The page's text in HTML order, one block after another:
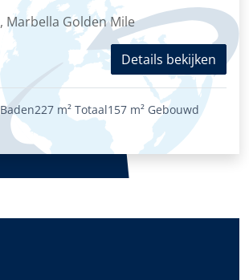
Monte Paraíso
Marbella Golden Mile
Details bekijken
227 m² Totaal157 m² Gebouwd